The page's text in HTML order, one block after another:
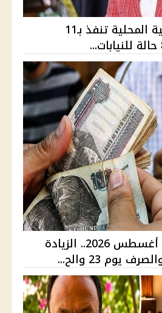
قرارات وزيرة التنمية المحلية تنفذ بـ11
موعد صرف مرتبات أغسطس 2026.. الزيادة
يوم 23 والح...